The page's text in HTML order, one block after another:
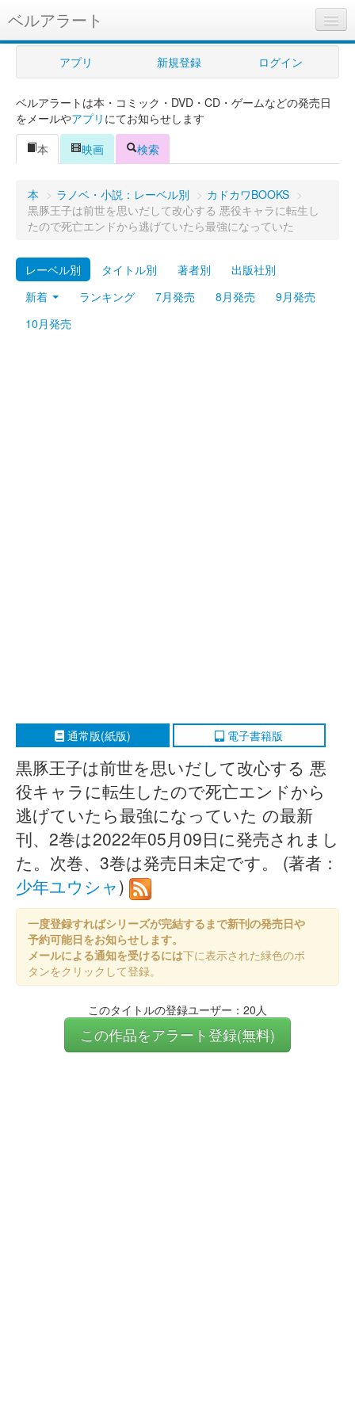
ベルアラート
ベルアラートとは
ヘルプ
新規登録
ログイン
購入管理
プレミアム
アプリ 新規登録 ログイン
ベルアラートは本・コミック・DVD・CD・ゲームなどの発売日
をメールやアプリ にてお知らせします
本
映画 検索
本 > ラノベ・小説：レーベル別 > カドカワBOOKS >
黒豚王子は前世を思いだして改心する 悪役キャラに転生し
たので死亡エンドから逃げていたら最強になっていた
レーベル別 タイトル別 著者別
出版社別
新着
ランキング 7月発売 8月発売
9月発売
10月発売
通常版(紙版) 電子書籍版
黒豚王子は前世を思いだして改心する 悪
役キャラに転生したので死亡エンドから
逃げていたら最強になっていた の最新
刊、2巻は2022年05月09日に発売されまし
た。次巻、3巻は発売日未定です。 (著者：
少年ユウシャ)
一度登録すればシリーズが完結するまで新刊の発売日や
予約可能日をお知らせします。
メールによる通知を受けるには下に表示された緑色のボ
タンをクリックして登録。
このタイトルの登録ユーザー：20人
この作品をアラート登録(無料)